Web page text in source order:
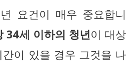
요건이 매우 중요합니
34세 이하의 청년이 대상
이 있을 경우 그것을 나